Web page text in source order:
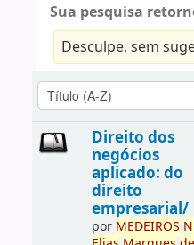
Sua pesquisa
Desculpe, sem
Direito dos
negócios
aplicado: do
direito
empresarial/
por MEDEIROS